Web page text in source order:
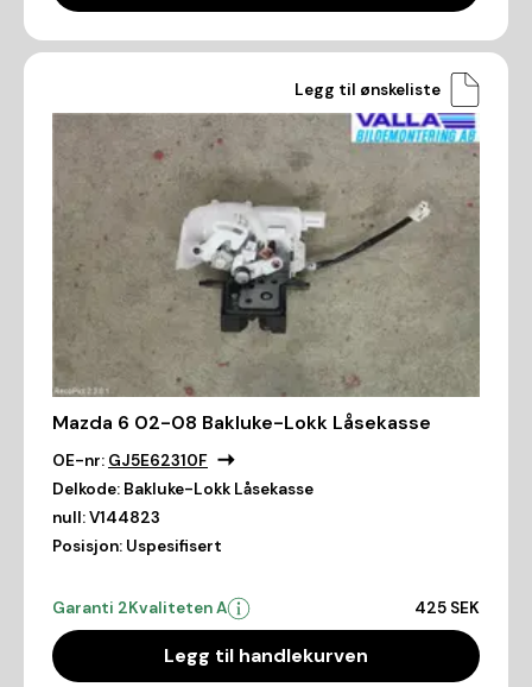
Legg til ønskeliste
Mazda 6 02-08 Bakluke-Lokk Låsekasse
OE-nr: GJ5E62310F
Delkode: Bakluke-Lokk Låsekasse
null:V144823
Posisjon: Uspesifisert
Garanti 2Kvaliteten A 425 SEK
Legg til handlekurven